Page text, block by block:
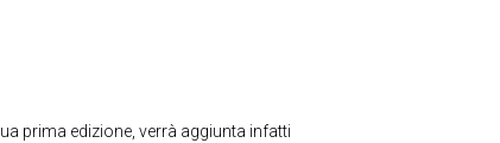
prima edizione, verrà aggiunta infatti